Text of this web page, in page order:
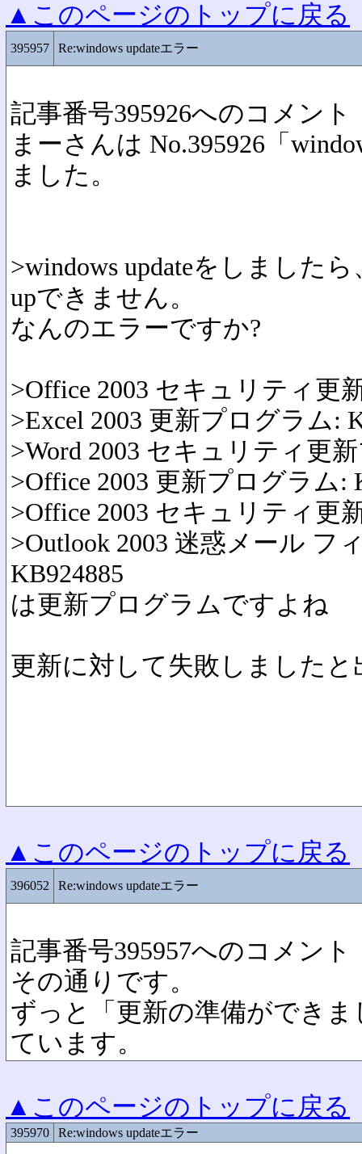
▲このページのトップに戻る
395957 Re:windows updateエラー
記事番号395926へのコメント
まーさんは No.395926「
ました。
>windows updateをしました
upできません。
なんのエラーですか?
>Office 2003 セキュリティ更
>Excel 2003 更新プログラム:
>Word 2003 セキュリティ更
>Office 2003 更新プログラム:
>Office 2003 セキュリティ更
>Outlook 2003 迷惑メール フ
KB924885
は更新プログラムですよね
更新に対して失敗しました
▲このページのトップに戻る
396052 Re:windows updateエラー
記事番号395957へのコメント
その通りです。
ずっと「更新の準備ができ
ています。
▲このページのトップに戻る
395970 Re:windows updateエラー